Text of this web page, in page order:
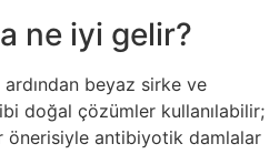
ne iyi gelir?
beyaz sirke ve
doğal çözümler kullanılabilir;
antibiyotik damlalar